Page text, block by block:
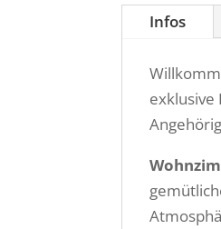
Infos
exklusive